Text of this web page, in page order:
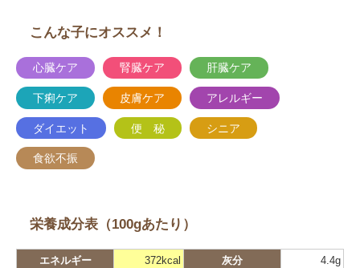
こんな子にオススメ！
心臓ケア 腎臓ケア 肝臓ケア
下痢ケア 皮膚ケア アレルギー
ダイエット 便 秘 シニア
食欲不振
栄養成分表（100gあたり）
エネルギー 372kcal 灰分 4.4g